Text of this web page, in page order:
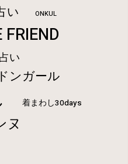
い ONKUL
FRIEND
い
ンガール
着まわし30days
ヌ